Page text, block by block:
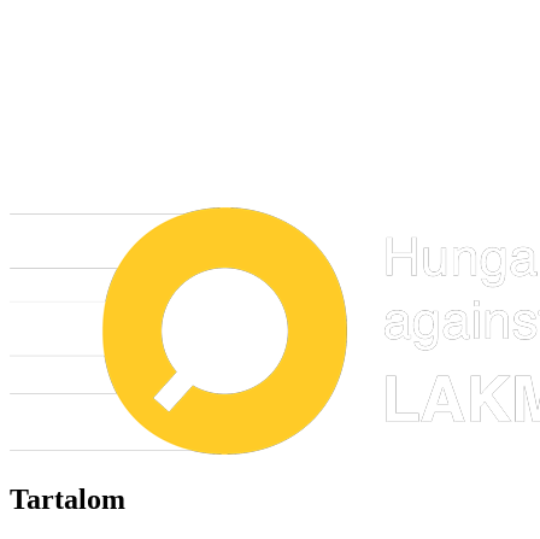
Tartalom